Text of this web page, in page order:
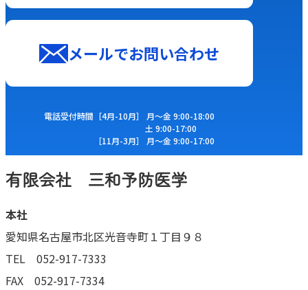
メールでお問い合わせ
電話受付時間 ［4⽉-10⽉］ ⽉〜⾦ 9:00-18:00
⼟ 9:00-17:00
［11⽉-3⽉］ ⽉〜⾦ 9:00-17:00
有限会社 三和予防医学
本社
愛知県名古屋市北区光音寺町１丁目９８
TEL 052-917-7333
FAX 052-917-7334